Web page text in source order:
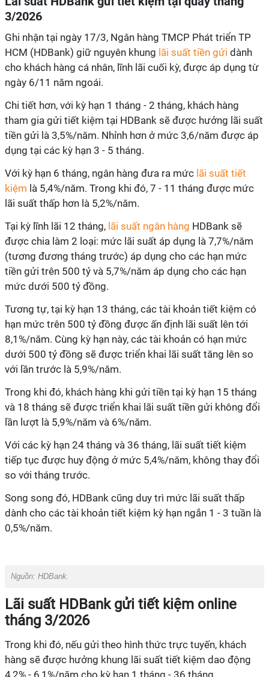
3/2026
Ghi nhận tại ngày 17/3, Ngân hàng TMCP Phát triển TP
HCM (HDBank) giữ nguyên khung lãi suất tiền gửi dành
cho khách hàng cá nhân, lĩnh lãi cuối kỳ, được áp dụng từ
ngày 6/11 năm ngoái.
Chi tiết hơn, với kỳ hạn 1 tháng - 2 tháng, khách hàng
tham gia gửi tiết kiệm tại HDBank sẽ được hưởng lãi suất
tiền gửi là 3,5%/năm. Nhỉnh hơn ở mức 3,6/năm được áp
dụng tại các kỳ hạn 3 - 5 tháng.
Với kỳ hạn 6 tháng, ngân hàng đưa ra mức lãi suất tiết
kiệm là 5,4%/năm. Trong khi đó, 7 - 11 tháng được mức
lãi suất thấp hơn là 5,2%/năm.
Tại kỳ lĩnh lãi 12 tháng, lãi suất ngân hàng HDBank sẽ
được chia làm 2 loại: mức lãi suất áp dụng là 7,7%/năm
(tương đương tháng trước) áp dụng cho các hạn mức
tiền gửi trên 500 tỷ và 5,7%/năm áp dụng cho các hạn
mức dưới 500 tỷ đồng.
Tương tự, tại kỳ hạn 13 tháng, các tài khoản tiết kiệm có
hạn mức trên 500 tỷ đồng được ấn định lãi suất lên tới
8,1%/năm. Cùng kỳ hạn này, các tài khoản có hạn mức
dưới 500 tỷ đồng sẽ được triển khai lãi suất tăng lên so
với lần trước là 5,9%/năm.
Trong khi đó, khách hàng khi gửi tiền tại kỳ hạn 15 tháng
và 18 tháng sẽ được triển khai lãi suất tiền gửi không đổi
lần lượt là 5,9%/năm và 6%/năm.
Với các kỳ hạn 24 tháng và 36 tháng, lãi suất tiết kiệm
tiếp tục được huy động ở mức 5,4%/năm, không thay đổi
so với tháng trước.
Song song đó, HDBank cũng duy trì mức lãi suất thấp
dành cho các tài khoản tiết kiệm kỳ hạn ngắn 1 - 3 tuần là
0,5%/năm.
Nguồn: HDBank.
Lãi suất HDBank gửi tiết kiệm online
tháng 3/2026
Trong khi đó, nếu gửi theo hình thức trực tuyến, khách
hàng sẽ được hưởng khung lãi suất tiết kiệm dao động
4,2% - 6,1%/năm cho kỳ hạn 1 tháng - 36 tháng.